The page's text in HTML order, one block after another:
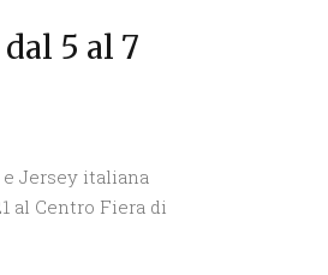
5 al 7
Jersey italiana
al Centro Fiera di